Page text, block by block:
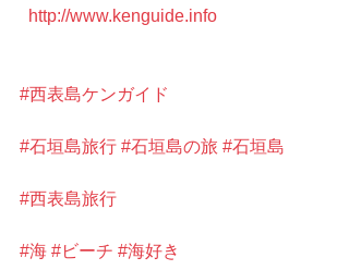
http://www.kenguide.info
#西表島ケンガイド
#石垣島旅行 #石垣島の旅 #石垣島
#西表島旅行
#海 #ビーチ #海好き